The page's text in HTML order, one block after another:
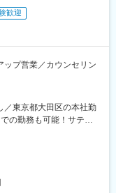
クトおよび、共同特許
自の分析方法を習得し
習得を目指し研修を受け
でいただくか、実際の
歓迎
ップ営業／カウンセリン
東京都大田区の本社勤
の勤務も可能！サテラ
で好アクセス！好きな場
。居住はどこでもOK！